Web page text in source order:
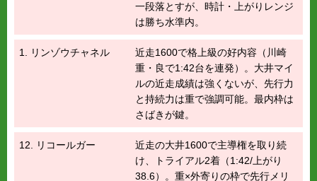
一段落とすが、時計・上がりレンジ
は勝ち水準内。
1. リンゾウチャネル
近走1600で格上級の好内容（川崎
重・良で1:42台を連発）。大井マイ
ルの近走成績は強くないが、先行力
と持続力は重で強調可能。最内枠は
さばきが鍵。
12. リコールガー
近走の大井1600で主導権を取り続
け、トライアル2着（1:42/上がり
38.6）。重×外寄りの枠で先行メリ